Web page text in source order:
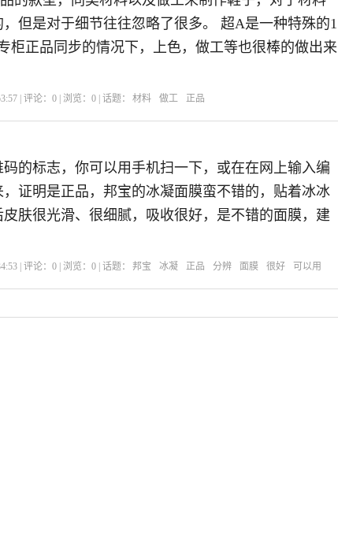
但是对于细节往往忽略了很多。 超A是一种特殊的1
柜正品同步的情况下，上色，做工等也很棒的做出来
| 评论：0 | 浏览：0 | 话题： 材料 做工 正品
的标志，你可以用手机扫一下，或在在网上输入编
证明是正品，邦宝的冰凝面膜蛮不错的，贴着冰冰
肤很光滑、很细腻，吸收很好，是不错的面膜，建
| 评论：0 | 浏览：0 | 话题： 邦宝 冰凝 正品 分辨 面膜 很好 可以用